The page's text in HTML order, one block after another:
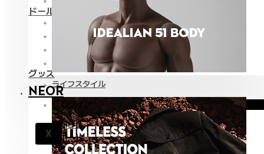
ドールケア
組立てツール
カスタム用品
グッズ
ライフスタイル
NEOR
ログイン
X
お知らせ
サポート